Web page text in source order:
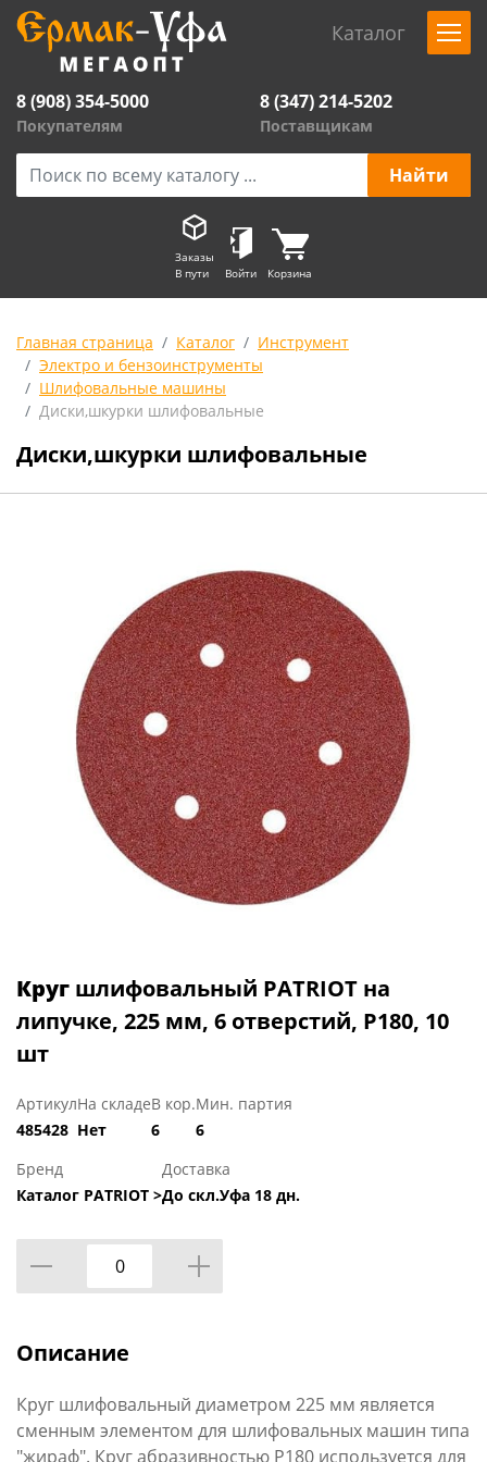
Каталог
8 (908) 354-5000
Покупателям
8 (347) 214-5202
Поставщикам
Заказы
В пути
Войти Корзина
Главная страница Каталог
Инструмент
Электро и бензоинструменты
Шлифовальные машины
Диски,шкурки шлифовальные
Диски,шкурки шлифовальные
Круг шлифовальный PATRIOT на
липучке, 225 мм, 6 отверстий, Р180, 10
шт
Артикул
485428
На складе
Нет
В кор.
6
Мин. партия
6
Бренд
Каталог PATRIOT >
Доставка
До скл.Уфа 18 дн.
Описание
Круг шлифовальный диаметром 225 мм является
сменным элементом для шлифовальных машин типа
"жираф". Круг абразивностью P180 используется для